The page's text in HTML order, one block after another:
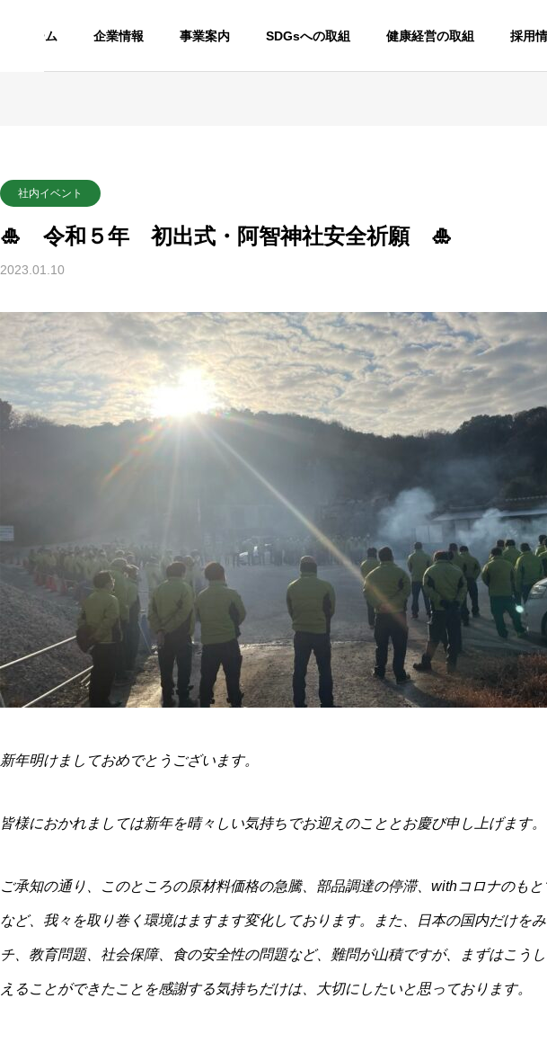
ホーム 企業情報 事業案内 SDGsへの取組 健康経営の取組 採用
社内イベント
🎍 令和５年 初出式・阿智神社安全祈願 🎍
2023.01.10
新年明けましておめでとうございます。
皆様におかれましては新年を晴々しい気持ちでお迎えのこととお慶び申し上げます。
ご承知の通り、このところの原材料価格の急騰、部品調達の停滞、withコロナのも
など、我々を取り巻く環境はますます変化しております。また、日本の国内だけを
チ、教育問題、社会保障、食の安全性の問題など、難問が山積ですが、まずはこう
えることができたことを感謝する気持ちだけは、大切にしたいと思っております。